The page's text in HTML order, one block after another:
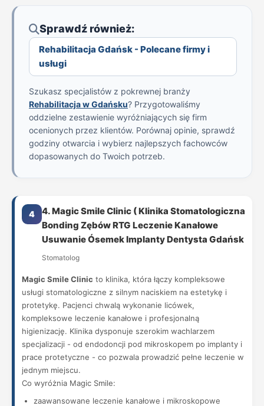
Sprawdź również:
Rehabilitacja Gdańsk - Polecane firmy i
usługi
Szukasz specjalistów z pokrewnej branży
Rehabilitacja w Gdańsku? Przygotowaliśmy
oddzielne zestawienie wyróżniających się firm
ocenionych przez klientów. Porównaj opinie, sprawdź
godziny otwarcia i wybierz najlepszych fachowców
dopasowanych do Twoich potrzeb.
4
4. Magic Smile Clinic ( Klinika Stomatologiczna
Bonding Zębów RTG Leczenie Kanałowe
Usuwanie Ósemek Implanty Dentysta Gdańsk
Stomatolog
Magic Smile Clinic to klinika, która łączy kompleksowe
usługi stomatologiczne z silnym naciskiem na estetykę i
protetykę. Pacjenci chwalą wykonanie licówek,
kompleksowe leczenie kanałowe i profesjonalną
higienizację. Klinika dysponuje szerokim wachlarzem
specjalizacji - od endodoncji pod mikroskopem po implanty i
prace protetyczne - co pozwala prowadzić pełne leczenie w
jednym miejscu.
Co wyróżnia Magic Smile:
zaawansowane leczenie kanałowe i mikroskopowe